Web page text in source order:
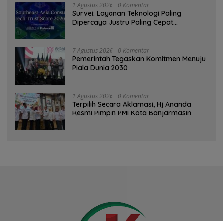
1 Agustus 2026 0 Komentar
Survei: Layanan Teknologi Paling
Dipercaya Justru Paling Cepat
7 Agustus 2026 0 Komentar
Pemerintah Tegaskan Komitmen Menuju
Piala Dunia 2030
1 Agustus 2026 0 Komentar
‎Terpilih Secara Aklamasi, Hj Ananda
Resmi Pimpin PMI Kota Banjarmasin